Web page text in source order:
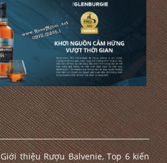
Giới thiệu Rượu Balvenie, Top 6 kiến